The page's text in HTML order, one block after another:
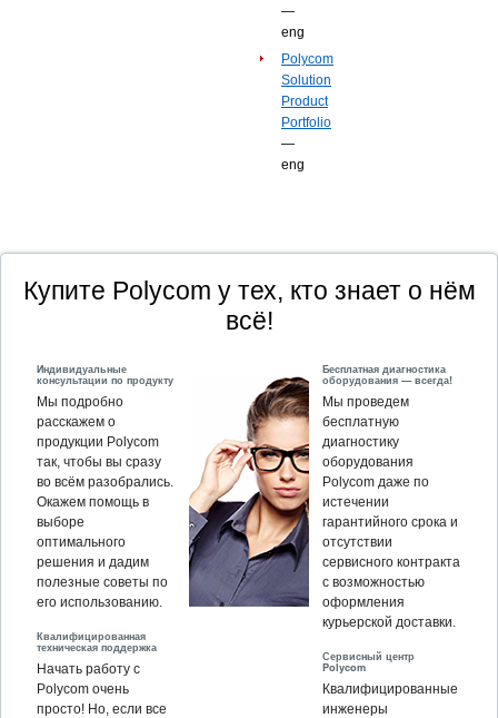
—
eng
Polycom
Solution
Product
Portfolio
—
eng
Купите Polycom у тех, кто знает о нём
всё!
Индивидуальные
консультации по продукту
Мы подробно
расскажем о
продукции Polycom
так, чтобы вы сразу
во всём разобрались.
Окажем помощь в
выборе
оптимального
решения и дадим
полезные советы по
его использованию.
Квалифицированная
техническая поддержка
Начать работу с
Polycom очень
просто! Но, если все
Бесплатная диагностика
оборудования — всегда!
Мы проведем
бесплатную
диагностику
оборудования
Polycom даже по
истечении
гарантийного срока и
отсутствии
сервисного контракта
с возможностью
оформления
курьерской доставки.
Сервисный центр
Polycom
Квалифицированные
инженеры